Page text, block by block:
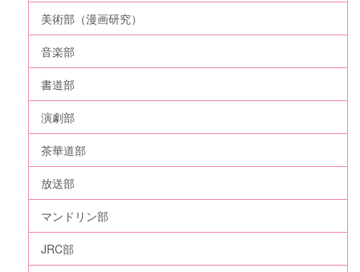
美術部（漫画研究）
音楽部
書道部
演劇部
茶華道部
放送部
マンドリン部
JRC部